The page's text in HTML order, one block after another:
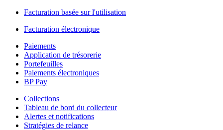
Facturation basée sur l'utilisation
Facturation électronique
Paiements
Application de trésorerie
Portefeuilles
Paiements électroniques
BP Pay
Collections
Tableau de bord du collecteur
Alertes et notifications
Stratégies de relance